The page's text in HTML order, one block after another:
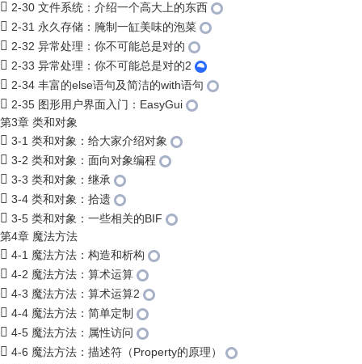
2-30 文件系统：介绍一个高大上的东西
2-31 永久存储：腌制一缸美味的泡菜
2-32 异常处理：你不可能总是对的
2-33 异常处理：你不可能总是对的2
2-34 丰富的else语句及简洁的with语句
2-35 图形用户界面入门：EasyGui
第3章 类和对象
3-1 类和对象：给大家介绍对象
3-2 类和对象：面向对象编程
3-3 类和对象：继承
3-4 类和对象：拾遗
3-5 类和对象：一些相关的BIF
第4章 魔法方法
4-1 魔法方法：构造和析构
4-2 魔法方法：算术运算
4-3 魔法方法：算术运算2
4-4 魔法方法：简单定制
4-5 魔法方法：属性访问
4-6 魔法方法：描述符（Property的原理）